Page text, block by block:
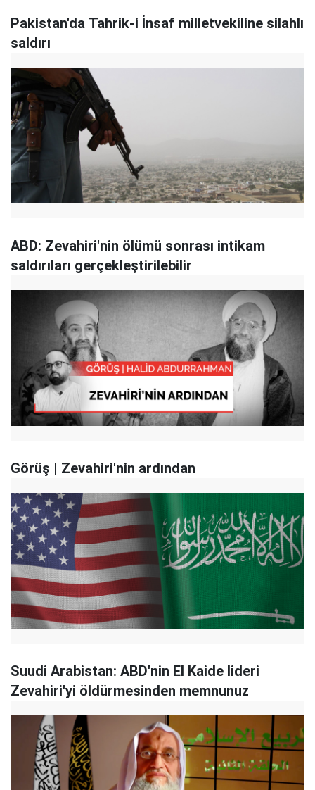
Pakistan'da Tahrik-i İnsaf milletvekiline silahlı
saldırı
ABD: Zevahiri'nin ölümü sonrası intikam
saldırıları gerçekleştirilebilir
Görüş | Zevahiri'nin ardından
Suudi Arabistan: ABD'nin El Kaide lideri
Zevahiri'yi öldürmesinden memnunuz